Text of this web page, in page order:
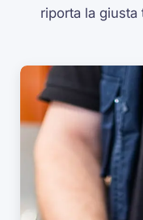
riporta la